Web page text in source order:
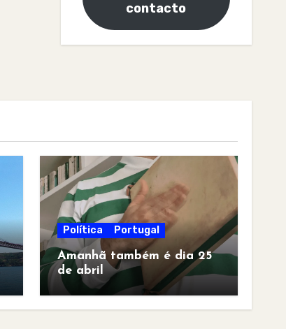
contacto
Política Portugal
Amanhã também é dia 25
de abril